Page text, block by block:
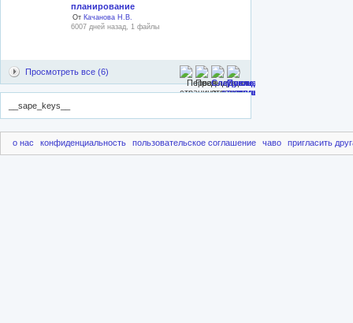
планирование
От Качанова Н.В.
6007 дней назад, 1 файлы
Просмотреть все (6)
__sape_keys__
о нас конфиденциальность пользовательское соглашение чаво пригласить